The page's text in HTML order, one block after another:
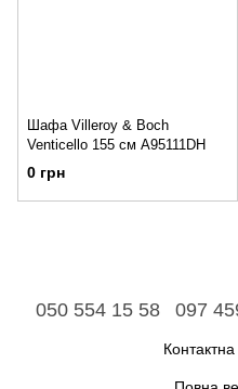
Шафа Villeroy & Boch
Venticello 155 см A95111DH
0 грн
050 554 15 58 097